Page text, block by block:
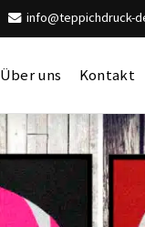
info@teppichdruck-
Über uns Kontakt